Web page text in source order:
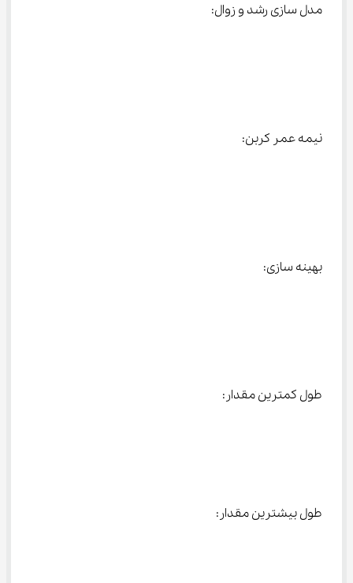
مدل سازی رشد و زوال:
نیمه عمر کربن:
بهینه سازی:
طول کمترین مقدار:
طول بیشترین مقدار: